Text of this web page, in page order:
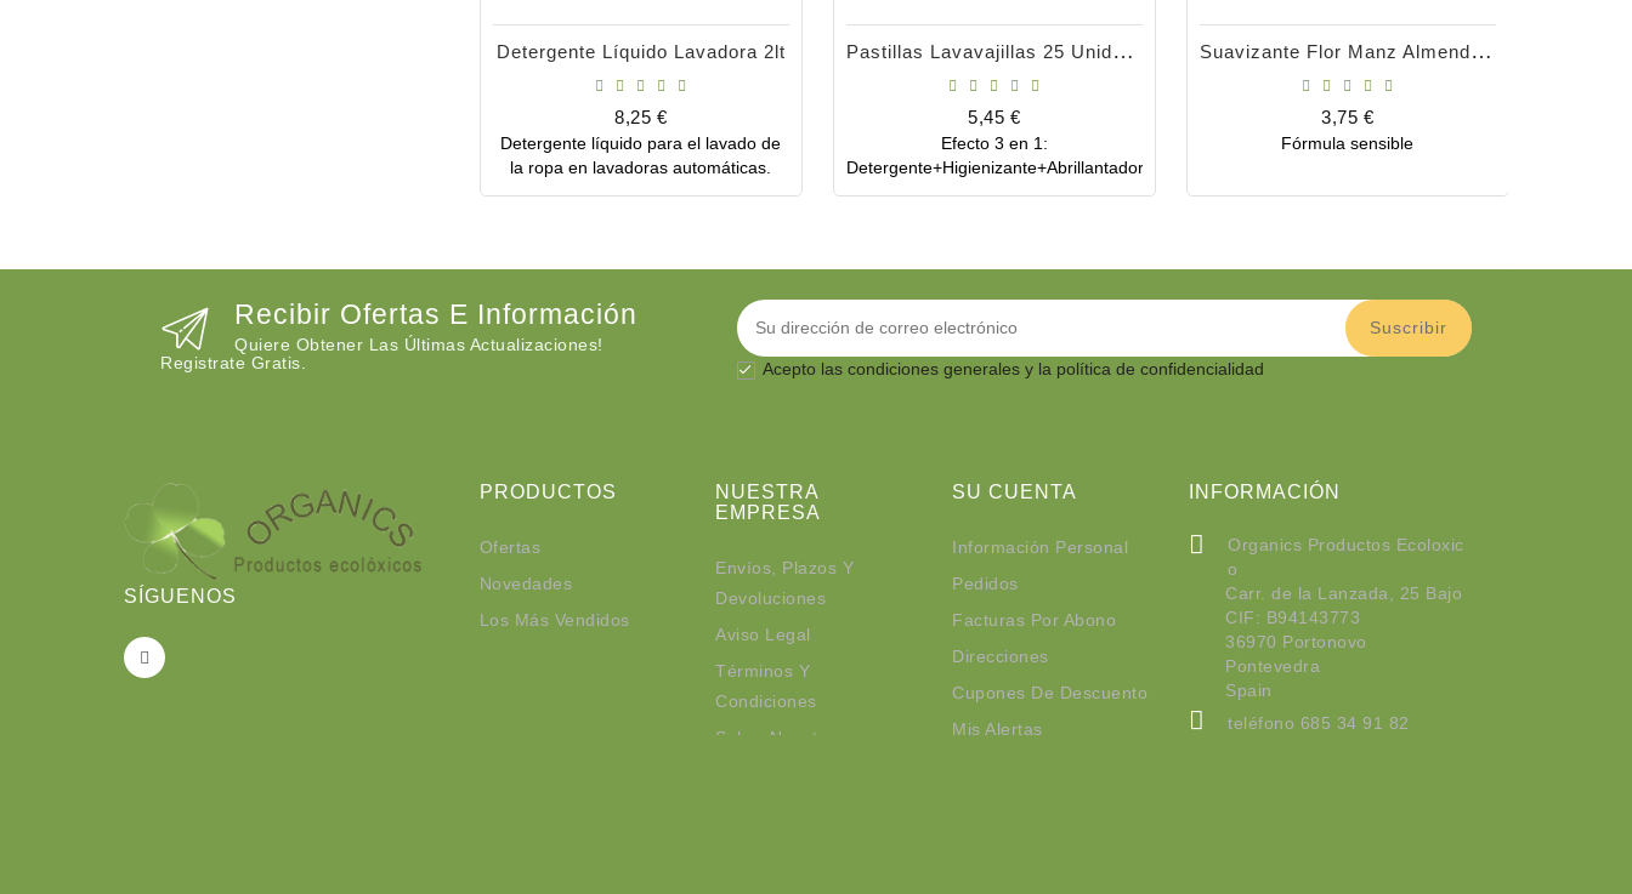
Detergente Líquido Lavadora 2lt
Precio
8,25 €
Detergente líquido para el lavado de
la ropa en lavadoras automáticas.
Comprar
Pastillas Lavavajillas 25 Unidades
Precio
5,45 €
Efecto 3 en 1:
Detergente+Higienizante+Abrillantador.
Comprar
Suavizante Flor Manz Almend 750ml
Precio
3,75 €
Fórmula sensible
Comprar
Recibir Ofertas E Información
Quiere Obtener Las Últimas Actualizaciones!
Registrate Gratis.
 Acepto las condiciones generales y la política de confidencialidad
SÍGUENOS
PRODUCTOS
Ofertas
Novedades
Los Más Vendidos
NUESTRA
EMPRESA
Envíos, Plazos Y
Devoluciones
Aviso Legal
Términos Y
Condiciones
Sobre Nosotros
SU CUENTA
Información Personal
Pedidos
Facturas Por Abono
Direcciones
Cupones De Descuento
Mis Alertas
INFORMACIÓN
Organics Productos Ecoloxic
o
Carr. de la Lanzada, 25 Bajo
CIF: B94143773
36970 Portonovo
Pontevedra
Spain
teléfono 685 34 91 82